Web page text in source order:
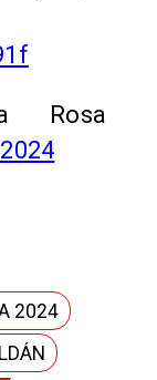
Rosa
2024